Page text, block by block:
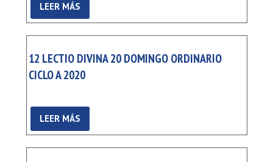
LEER MÁS
12 LECTIO DIVINA 20 DOMINGO ORDINARIO
CICLO A 2020
LEER MÁS